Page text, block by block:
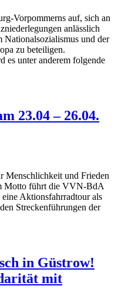
Vorpommerns auf, sich an
anlässlich
Nationalsozialismus und der
zu beteiligen.
es unter anderem folgende
23.04 – 26.04.
Menschlichkeit und Frieden
Motto führt die VVN-BdA
Aktionsfahrradtour als
Streckenführungen der
in Güstrow!
mit